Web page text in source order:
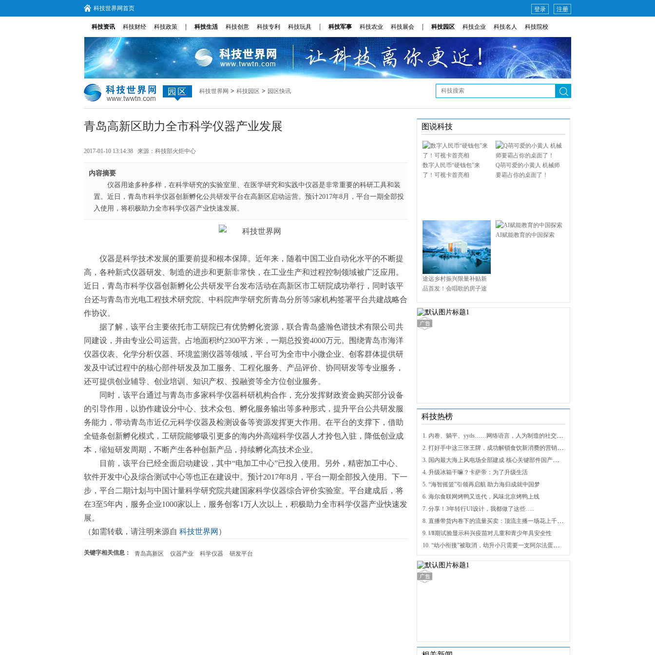
科技世界网首页 注册
登录
科技资讯 科技财经 科技政策 科技生活 科技创意 科技专利 科技玩具 科技军事 科技农业 科技展会 科技园区 科技企业 科技名人 科技院校
园区 科技世界网 > 科技园区 > 园区快讯
青岛高新区助力全市科学仪器产业发展
2017-01-10 13:14:38 来源： 科技部火炬中心
内容摘要
仪器用途多种多样，在科学研究的实验室里、在医学研究和实践中仪器是非常重要的科研工具和装
置。近日，青岛市科学仪器创新孵化公共研发平台在高新区启动运营。预计2017年8月，平台一期全部投
入使用，将积极助力全市科学仪器产业快速发展。
仪器是科学技术发展的重要前提和根本保障。近年来，随着中国工业自动化水平的不断提
高，各种新式仪器研发、制造的进步和更新非常快，在工业生产和过程控制领域被广泛应用。
近日，青岛市科学仪器创新孵化公共研发平台发布活动在高新区市工研院成功举行，同时该平
台还与青岛市光电工程技术研究院、中科院声学研究所青岛分所等5家机构签署平台共建战略合
作协议。
据了解，该平台主要依托市工研院已有优势孵化资源，联合青岛盛瀚色谱技术有限公司共
同建设，并由专业公司运营。占地面积约2300平方米，一期总投资4000万元。围绕青岛市海洋
仪器仪表、化学分析仪器、环境监测仪器等领域，平台可为全市中小微企业、创客群体提供研
发及中试过程中的核心部件研发及加工服务、工程化服务、产品评价、协同研发等专业服务，
还可提供创业辅导、创业培训、知识产权、投融资等全方位创业服务。
同时，该平台通过与青岛市多家科学仪器科研机构合作，充分发挥财政资金购买部分设备
的引导作用，以协作建设分中心、技术众包、孵化服务输出等多种形式，提升平台公共研发服
务能力，带动青岛市近亿元科学仪器及检测设备等资源发挥更大作用。在平台的支撑下，借助
全链条创新孵化模式，工研院能够吸引更多的海内外高端科学仪器人才拎包入驻，降低创业成
本，缩短研发周期，不断产生各种创新产品，持续孵化高技术企业。
目前，该平台已经全面启动建设，其中“电加工中心”已投入使用。另外，精密加工中心、
软件开发中心及综合测试中心等也正在建设中。预计2017年8月，平台一期全部投入使用。下一
步，平台二期计划与中国计量科学研究院共建国家科学仪器综合评价实验室。平台建成后，将
在3至5年内，服务企业1000家以上，服务创客1万人次以上，积极助力全市科学仪器产业快速发
展。
（如需转载，请注明来源自 科技世界网 ）
关键字相关信息： 青岛高新区 仪器产业 科学仪器 研发平台
图说科技
数字人民币“硬钱包”来
了！可视卡首亮相
Q萌可爱的小黄人 机械师
要霸占你的桌面了！
途远乡村振兴限量补贴新
品首发！会唱歌的房子途
AI赋能教育的中国探索
科技热榜
1. 内卷、躺平、yyds……网络语言，人为制造的社交屏障？
2. 打好手中这三张王牌，成功解锁食饮新消费的营销密码
3. 国内最大海上风电场全部建成 核心关键部件国产化攻关未来可期
4. 升级冰箱干嘛？卡萨帝：为了升级生活
5. “海智摇篮”引领再启航 助力海归成就中国梦
6. 海尔食联网烤鸭又迭代，风味北京烤鸭上线
7. 分享！3年转行UI设计，我都做了这些…..
8. 直播带货内卷下的流量买卖：顶流主播一场花上千万元，红利消退焦虑暴增
9. Ⅰ/Ⅱ期试验显示科兴疫苗对儿童和青少年具安全性
10. “幼小衔接”被取消，幼升小只需要一支阿尔法蛋词典笔